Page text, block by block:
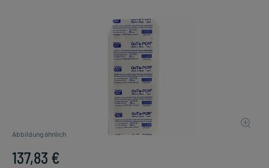
Abbildung ähnlich
137,83 €